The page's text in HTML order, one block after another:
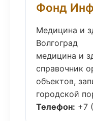
Фонд
Медицина и
Волгоград
медицина и
справочник
объектов,
городской
Телефон: +7